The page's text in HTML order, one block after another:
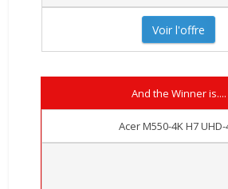
Voir l'offre
And the Winner is....
Acer M550-4K H7 UHD-